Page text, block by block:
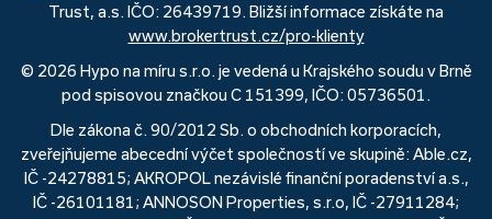
Trust, a.s. IČO: 26439719. Bližší informace získáte na
www.brokertrust.cz/pro-klienty
© 2026 Hypo na míru s.r.o. je vedená u Krajského soudu v Brně
pod spisovou značkou C 151399, IČO: 05736501.
Dle zákona č. 90/2012 Sb. o obchodních korporacích,
zveřejňujeme abecední výčet společností ve skupině: Able.cz,
IČ -24278815; AKROPOL nezávislé finanční poradenství a.s.,
IČ -26101181; ANNOSON Properties, s.r.o, IČ -27911284;